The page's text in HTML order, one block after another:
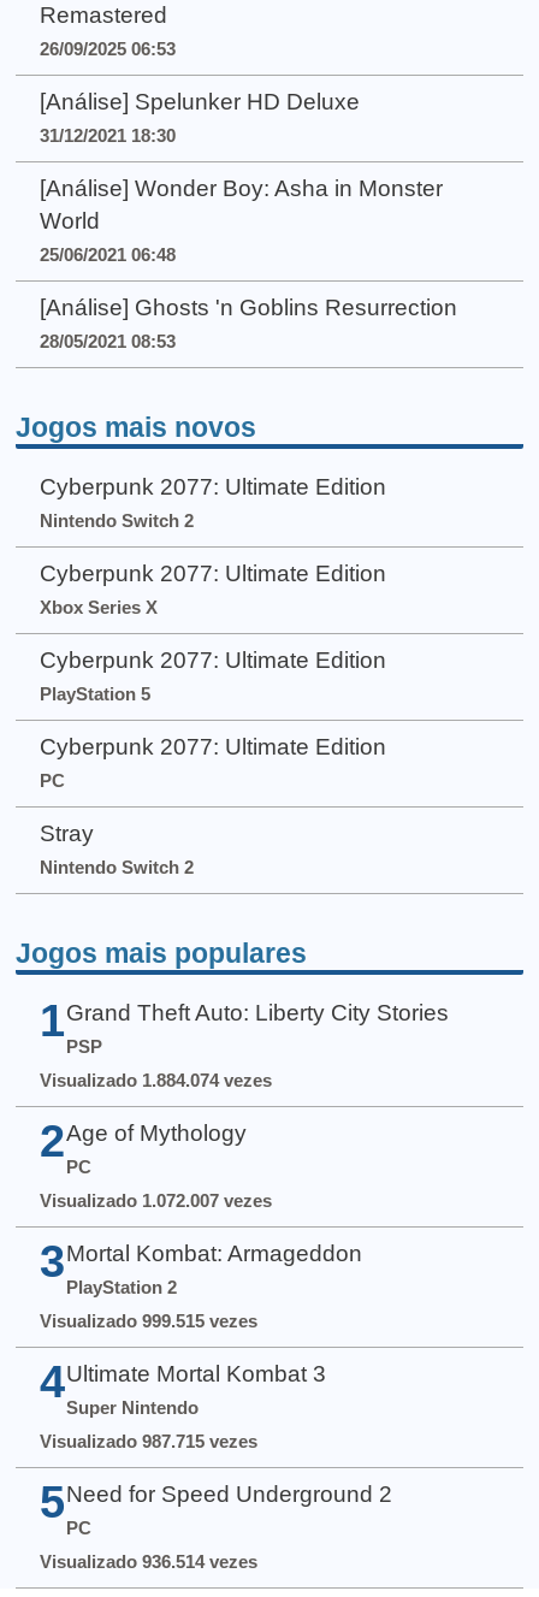
Remastered
26/09/2025 06:53
[Análise] Spelunker HD Deluxe
31/12/2021 18:30
[Análise] Wonder Boy: Asha in Monster
World
25/06/2021 06:48
[Análise] Ghosts 'n Goblins Resurrection
28/05/2021 08:53
Jogos mais novos
Cyberpunk 2077: Ultimate Edition
Nintendo Switch 2
Cyberpunk 2077: Ultimate Edition
Xbox Series X
Cyberpunk 2077: Ultimate Edition
PlayStation 5
Cyberpunk 2077: Ultimate Edition
PC
Stray
Nintendo Switch 2
Jogos mais populares
1 Grand Theft Auto: Liberty City Stories
PSP
Visualizado 1.884.074 vezes
2 Age of Mythology
PC
Visualizado 1.072.007 vezes
3 Mortal Kombat: Armageddon
PlayStation 2
Visualizado 999.515 vezes
4 Ultimate Mortal Kombat 3
Super Nintendo
Visualizado 987.715 vezes
5 Need for Speed Underground 2
PC
Visualizado 936.514 vezes